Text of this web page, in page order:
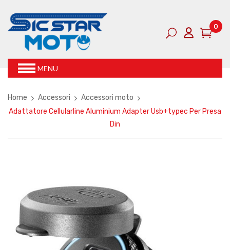
0
MENU
Home Accessori
Accessori moto
Adattatore Cellularline Aluminium Adapter Usb+typec Per Presa
Din